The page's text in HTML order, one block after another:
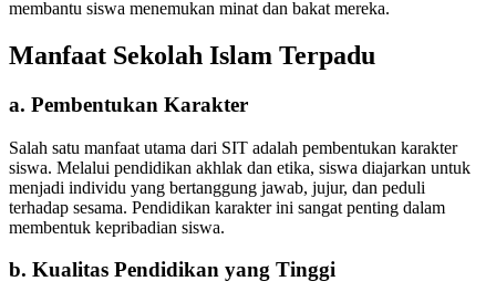
membantu siswa menemukan minat dan bakat mereka.
Manfaat Sekolah Islam Terpadu
a. Pembentukan Karakter
Salah satu manfaat utama dari SIT adalah pembentukan karakter
siswa. Melalui pendidikan akhlak dan etika, siswa diajarkan untuk
menjadi individu yang bertanggung jawab, jujur, dan peduli
terhadap sesama. Pendidikan karakter ini sangat penting dalam
membentuk kepribadian siswa.
b. Kualitas Pendidikan yang Tinggi